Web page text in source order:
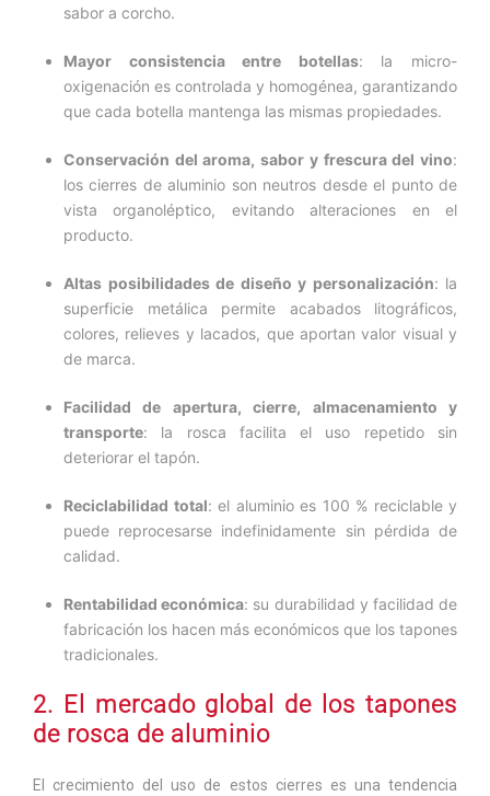
sabor a corcho.
Mayor consistencia entre botellas: la micro-
oxigenación es controlada y homogénea, garantizando
que cada botella mantenga las mismas propiedades.
Conservación del aroma, sabor y frescura del vino:
los cierres de aluminio son neutros desde el punto de
vista organoléptico, evitando alteraciones en el
producto.
Altas posibilidades de diseño y personalización: la
superficie metálica permite acabados litográficos,
colores, relieves y lacados, que aportan valor visual y
de marca.
Facilidad de apertura, cierre, almacenamiento y
transporte: la rosca facilita el uso repetido sin
deteriorar el tapón.
Reciclabilidad total: el aluminio es 100 % reciclable y
puede reprocesarse indefinidamente sin pérdida de
calidad.
Rentabilidad económica: su durabilidad y facilidad de
fabricación los hacen más económicos que los tapones
tradicionales.
2. El mercado global de los tapones
de rosca de aluminio
El crecimiento del uso de estos cierres es una tendencia